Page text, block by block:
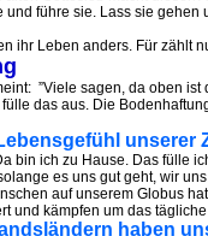
führe sie. Lass sie
ihr Leben anders. Für zählt
”Viele sagen, da oben
das aus. Die
unserer
bin ich zu Hause. Das fülle
es uns gut geht, wir
auf unserem Globus
und kämpfen um das
haben